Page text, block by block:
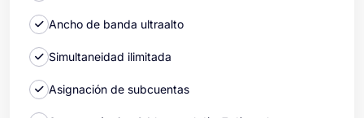
Ancho de banda ultraalto
Simultaneidad ilimitada
Asignación de subcuentas